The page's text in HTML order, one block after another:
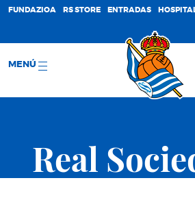
FUNDAZIOA RS STORE ENTRADAS
MENÚ
Real